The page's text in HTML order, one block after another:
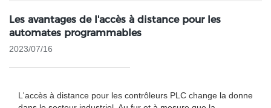
Les avantages de l'accès à distance pour les
automates programmables
2023/07/16
L'accès à distance pour les contrôleurs PLC change la donne